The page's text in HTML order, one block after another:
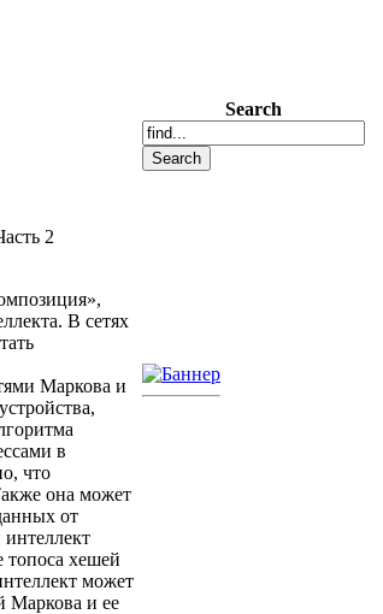
2
В сетях
Маркова и
в
что
она может
от
топоса хешей
может
Маркова и ее
Search